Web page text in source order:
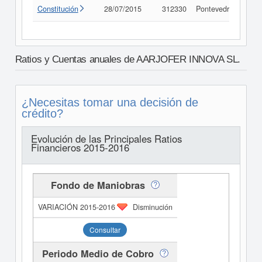
Constitución 28/07/2015 312330 Pontevedra
Ratios y Cuentas anuales de AARJOFER INNOVA SL.
¿Necesitas tomar una decisión de
crédito?
Evolución de las Principales Ratios
Financieros 2015-2016
Fondo de Maniobras
Disminución
Consultar
Periodo Medio de Cobro